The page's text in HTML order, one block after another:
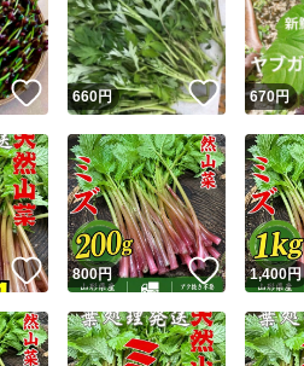
いいね！
660円 いいね！
670円
いいね！
800円 いいね！
1,400円